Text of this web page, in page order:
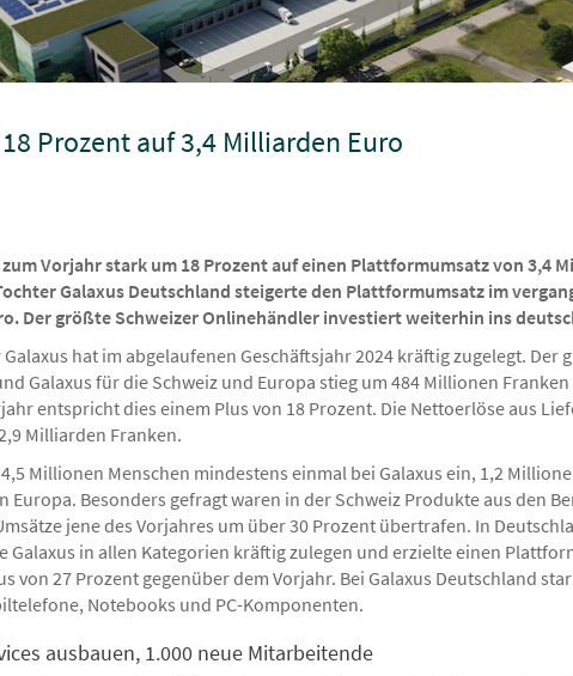
Prozent auf 3,4 Milliarden Euro
Vorjahr stark um 18 Prozent auf einen Plattformumsatz von 3,4
Galaxus Deutschland steigerte den Plattformumsatz im
Der größte Schweizer Onlinehändler investiert weiterhin ins
hat im abgelaufenen Geschäftsjahr 2024 kräftig zugelegt. Der
Galaxus für die Schweiz und Europa stieg um 484 Millionen
entspricht dies einem Plus von 18 Prozent. Die Nettoerlöse aus
Milliarden Franken.
Millionen Menschen mindestens einmal bei Galaxus ein, 1,2
Europa. Besonders gefragt waren in der Schweiz Produkte aus den
jene des Vorjahres um über 30 Prozent übertrafen. In
in allen Kategorien kräftig zulegen und erzielte einen
von 27 Prozent gegenüber dem Vorjahr. Bei Galaxus Deutschland
Notebooks und PC-Komponenten.
ausbauen, 1.000 neue Mitarbeitende